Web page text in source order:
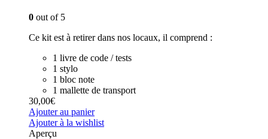
0 out of 5
Ce kit est à retirer dans nos locaux, il comprend :
1 livre de code / tests
1 stylo
1 bloc note
1 mallette de transport
30,00€
Ajouter au panier
Ajouter à la wishlist
Aperçu